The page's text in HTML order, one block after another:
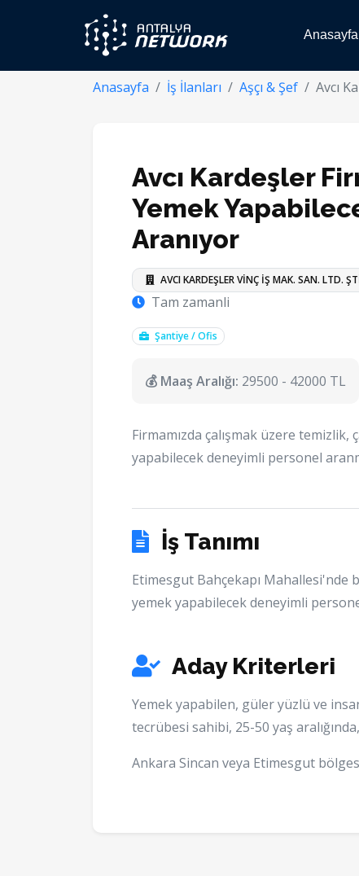
Anasayfa
Anasayfa İş İlanları Aşçı & Şef Avcı
Avcı Kardeşler
Yemek
Aranıyor
AVCI KARDEŞLER VİNÇ İŞ MAK. SAN. LTD.
Tam zamanli
Şantiye / Ofis
💰 Maaş Aralığı: 29500 - 42000 TL
Firmamızda çalışmak üzere temizlik,
yapabilecek deneyimli personel
İş Tanımı
Etimesgut Bahçekapı Mahallesi'nde
yemek yapabilecek deneyimli
Aday Kriterleri
Yemek yapabilen, güler yüzlü ve
tecrübesi sahibi, 25-50 yaş
Ankara Sincan veya Etimesgut